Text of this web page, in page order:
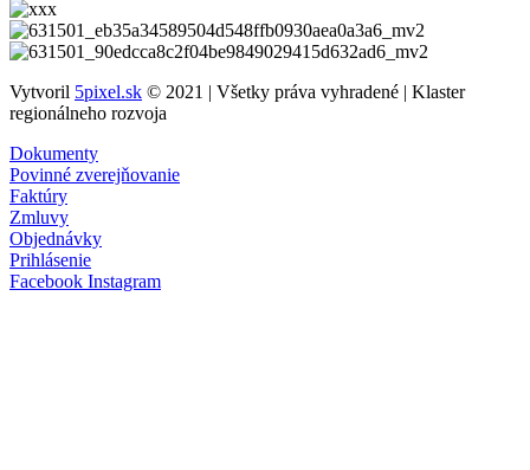
Vytvoril 5pixel.sk © 2021 | Všetky práva vyhradené | Klaster
regionálneho rozvoja
Dokumenty
Povinné zverejňovanie
Faktúry
Zmluvy
Objednávky
Prihlásenie
Facebook Instagram